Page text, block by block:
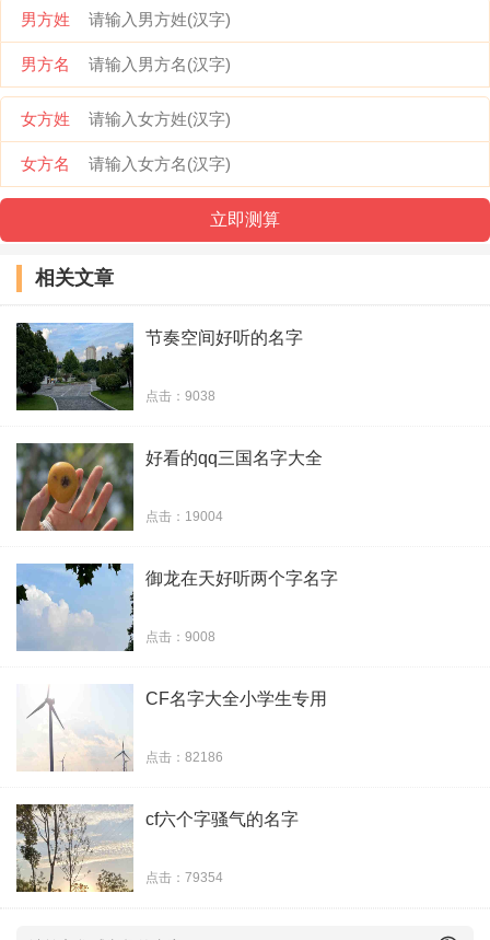
非洲小白脸
菜刀砍电线
施主进来看
Hi,豬頭
萌面大侠
此用户名、已注销
他们***我做卧底
蛋蛋碎大石
唐伯虎点蚊香
男扮女裝混進妖界
含泪做人妖
看！灰鸡
屎性不改
妈驴脸猛鹿
男方姓
男方名
女方姓
女方名
相关文章
节奏空间好听的名字
点击：9038
好看的qq三国名字大全
点击：19004
御龙在天好听两个字名字
点击：9008
CF名字大全小学生专用
点击：82186
cf六个字骚气的名字
点击：79354